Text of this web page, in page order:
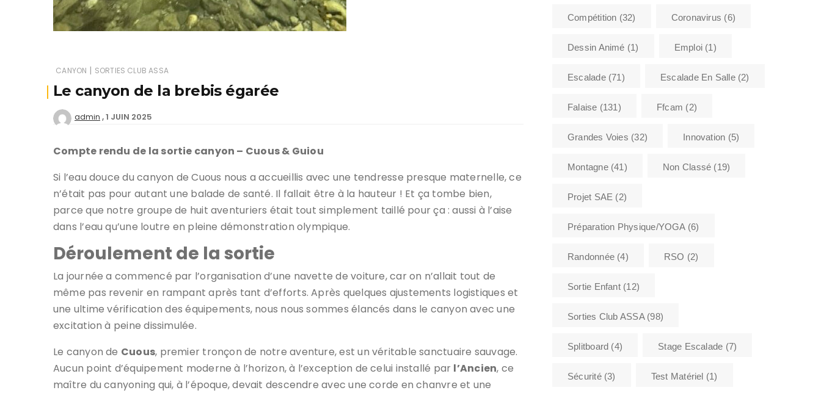
CANYON | SORTIES CLUB ASSA
Le canyon de la brebis égarée
admin 1 JUIN 2025
Compte rendu de la sortie canyon – Cuous & Guiou
Si l’eau douce du canyon de Cuous nous a accueillis avec une tendresse presque maternelle, ce
n’était pas pour autant une balade de santé. Il fallait être à la hauteur ! Et ça tombe bien,
parce que notre groupe de huit aventuriers était tout simplement taillé pour ça : aussi à l’aise
dans l’eau qu’une loutre en pleine démonstration olympique.
Déroulement de la sortie
La journée a commencé par l’organisation d’une navette de voiture, car on n’allait tout de
même pas revenir en rampant après tant d’efforts. Après quelques ajustements logistiques et
une ultime vérification des équipements, nous nous sommes élancés dans le canyon avec une
excitation à peine dissimulée.
Le canyon de Cuous, premier tronçon de notre aventure, est un véritable sanctuaire sauvage.
Aucun point d’équipement moderne à l’horizon, à l’exception de celui installé par l’Ancien, ce
maître du canyoning qui, à l’époque, devait descendre avec une corde en chanvre et une
Compétition (32) Coronavirus (6)
Dessin Animé (1) Emploi(1)
Escalade(71) Escalade En Salle(2)
Falaise (131) Ffcam (2)
Grandes Voies (32) Innovation (5)
Montagne(41) Non Classé (19)
Projet SAE (2)
Préparation Physique/YOGA(6)
Randonnée (4) RSO (2)
Sortie Enfant(12)
Sorties Club ASSA(98)
Splitboard (4) Stage Escalade (7)
Sécurité(3) Test Matériel (1)